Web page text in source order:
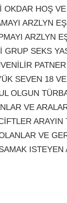
OKDAR HOŞ
ARZLYN
ARZLYN
GRUP SEKS
SEVEN 18
OLGUN
VE
ARAYIN
VE
ISTEYEN